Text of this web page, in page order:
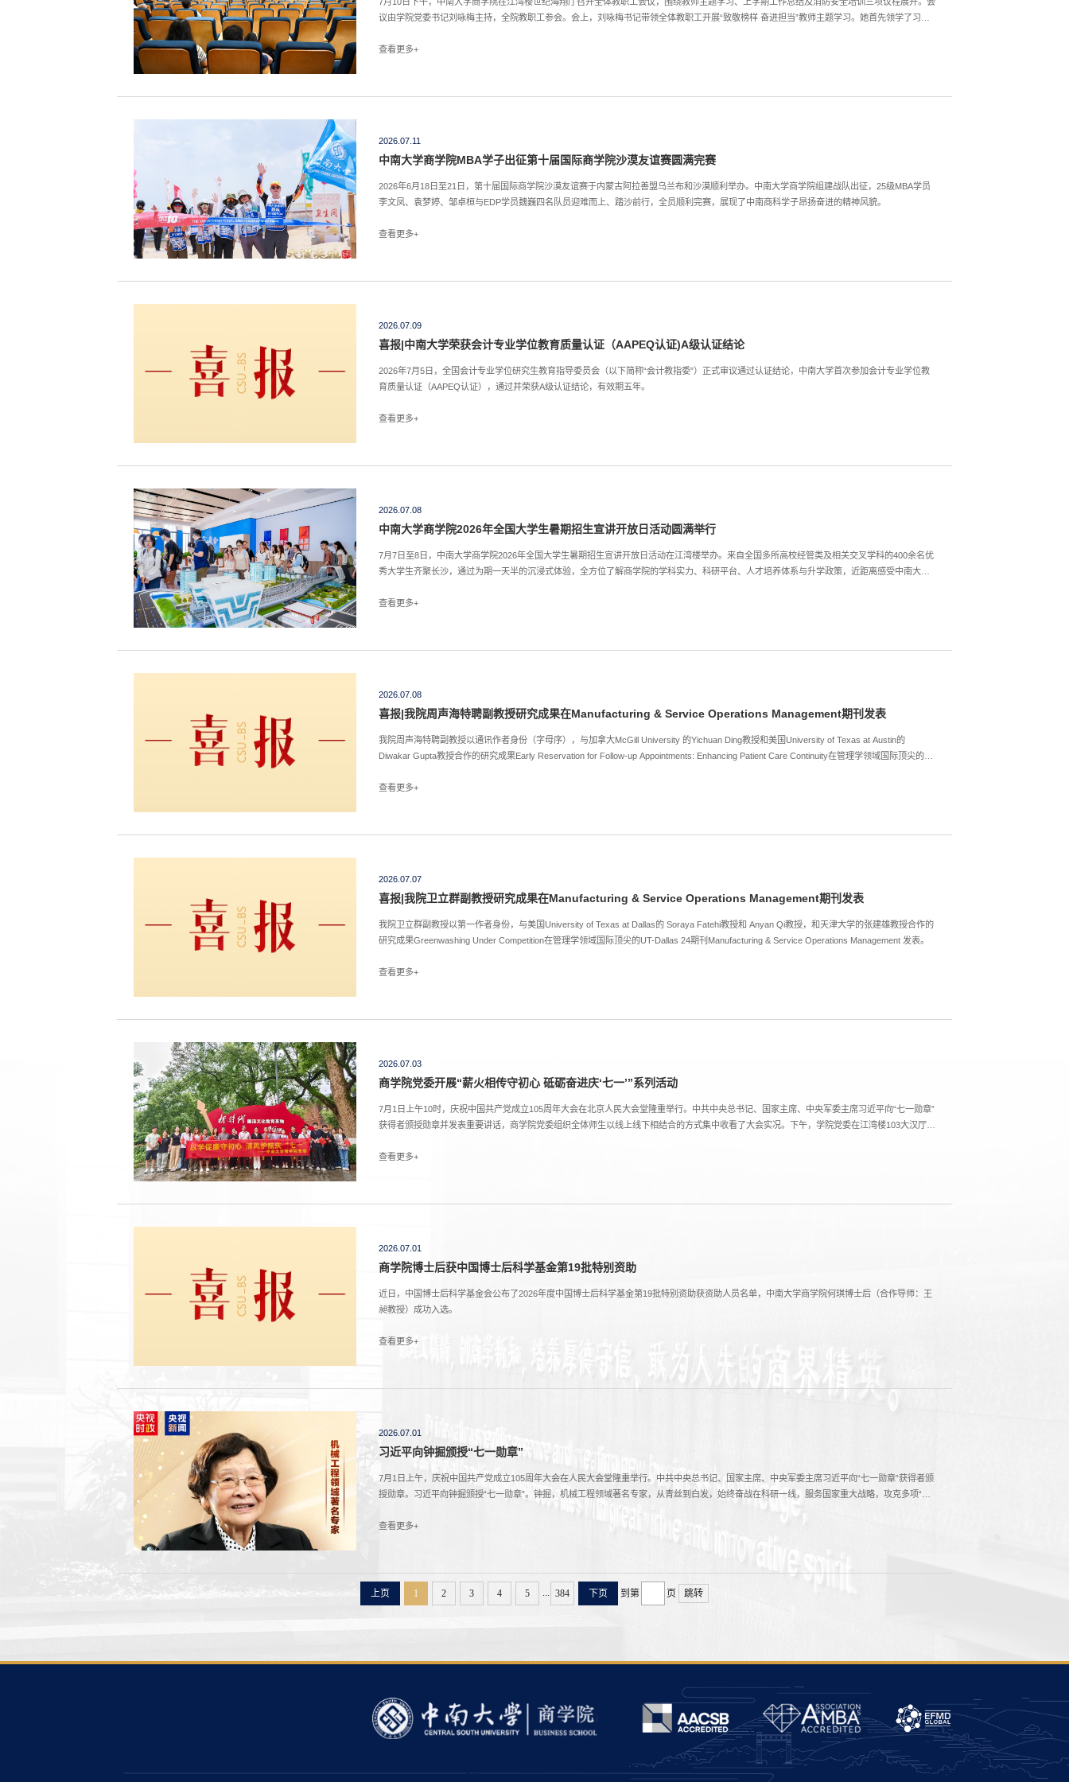
议由学院党委书记刘咏梅主持，全院教职工参会。会上，刘咏梅书记带领全体教职工开展“致敬榜样 奋进担当”教师主题学习。她首先领学了习近
进一步筑牢信...
查看更多+
2026.07.11
中南大学商学院MBA学子出征第十届国际商学院沙漠友谊赛圆满完赛
2026年6月18日至21日，第十届国际商学院沙漠友谊赛于内蒙古阿拉善盟乌兰布和沙漠顺利举办。中南大学商学院组建战队出征，25级MBA学员
李文凤、袁梦婷、邹卓桓与EDP学员魏巍四名队员迎难而上、踏沙前行，全员顺利完赛，展现了中南商科学子昂扬奋进的精神风貌。
查看更多+
2026.07.09
喜报|中南大学荣获会计专业学位教育质量认证（AAPEQ认证)A级认证结论
​2026年7月5日，全国会计专业学位研究生教育指导委员会（以下简称“会计教指委”）正式审议通过认证结论，中南大学首次参加会计专业学位教
育质量认证（AAPEQ认证），通过并荣获A级认证结论，有效期五年。
查看更多+
2026.07.08
中南大学商学院2026年全国大学生暑期招生宣讲开放日活动圆满举行
7月7日至8日，中南大学商学院2026年全国大学生暑期招生宣讲开放日活动在江湾楼举办。来自全国多所高校经管类及相关交叉学科的400余名优
秀大学生齐聚长沙，通过为期一天半的沉浸式体验，全方位了解商学院的学科实力、科研平台、人才培养体系与升学政策，近距离感受中南大学
查看更多+
2026.07.08
喜报|我院周声海特聘副教授研究成果在Manufacturing & Service Operations Management期刊发表
我院周声海特聘副教授以通讯作者身份（字母序），与加拿大McGill University 的Yichuan Ding教授和美国University of Texas at Austin的
Diwakar Gupta教授合作的研究成果Early Reservation for Follow-up Appointments: Enhancing Patient Care Continuity在管理学领域国际顶尖的
查看更多+
2026.07.07
喜报|我院卫立群副教授研究成果在Manufacturing & Service Operations Management期刊发表
我院卫立群副教授以第一作者身份，与美国University of Texas at Dallas的 Soraya Fatehi教授和 Anyan Qi教授，和天津大学的张建雄教授合作的
研究成果Greenwashing Under Competition在管理学领域国际顶尖的UT-Dallas 24期刊Manufacturing & Service Operations Management 发表。
查看更多+
2026.07.03
商学院党委开展“薪火相传守初心 砥砺奋进庆‘七一’”系列活动
7月1日上午10时，庆祝中国共产党成立105周年大会在北京人民大会堂隆重举行。中共中央总书记、国家主席、中央军委主席习近平向“七一勋章”
获得者颁授勋章并发表重要讲话，商学院党委组织全体师生以线上线下相结合的方式集中收看了大会实况。下午，学院党委在江湾楼103大汉厅集
记“七一”重要...
查看更多+
2026.07.01
商学院博士后获中国博士后科学基金第19批特别资助
近日，中国博士后科学基金会公布了2026年度中国博士后科学基金第19批特别资助获资助人员名单，中南大学商学院何琪博士后（合作导师：王
昶教授）成功入选。
查看更多+
2026.07.01
习近平向钟掘颁授“七一勋章”
7月1日上午，庆祝中国共产党成立105周年大会在人民大会堂隆重举行。中共中央总书记、国家主席、中央军委主席习近平向“七一勋章”获得者颁
授勋章。习近平向钟掘颁授“七一勋章”。钟掘，机械工程领域著名专家，从青丝到白发，始终奋战在科研一线，服务国家重大战略，攻克多项“卡
查看更多+
上页 1 2 3 4 5 384 下页 到第 页 跳转